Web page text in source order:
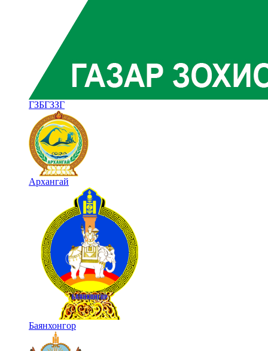
ГЗБГЗЗГ
Архангай
Баянхонгор